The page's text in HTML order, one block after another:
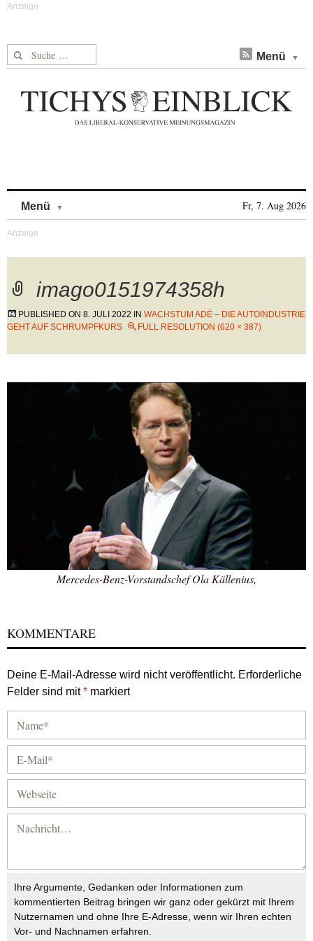
Suche nach: Menü
Menü Fr, 7. Aug 2026
imago0151974358h
PUBLISHED ON 8. JULI 2022 IN WACHSTUM ADÉ – DIE AUTOINDUSTRIE
GEHT AUF SCHRUMPFKURS
FULL RESOLUTION (620 × 387)
Mercedes-Benz-Vorstandschef Ola Källenius,
KOMMENTARE
Deine E-Mail-Adresse wird nicht veröffentlicht. Erforderliche
Felder sind mit* markiert
Ihre Argumente, Gedanken oder Informationen zum
kommentierten Beitrag bringen wir ganz oder gekürzt mit Ihrem
Nutzernamen und ohne Ihre E-Adresse, wenn wir Ihren echten
Vor- und Nachnamen erfahren.